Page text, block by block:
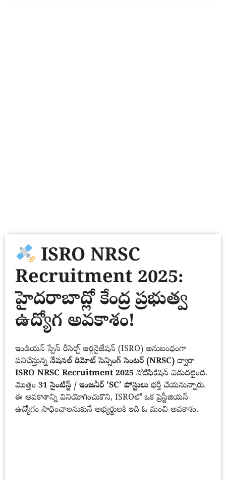
ISRO NRSC
Recruitment 2025:
హైదరాబాద్లో కేంద్ర ప్రభుత్వ
ఉద్యోగ అవకాశం!
ఇండియన్ స్పేస్ రీసెర్చ్ ఆర్గనైజేషన్ (ISRO) అనుబంధంగా
పనిచేస్తున్న నేషనల్ రిమోట్ సెన్సింగ్ సెంటర్ (NRSC) ద్వారా
ISRO NRSC Recruitment 2025 నోటిఫికేషన్ విడుదలైంది.
మొత్తం 31 సైంటిస్ట్ / ఇంజనీర్ ‘SC’ పోస్టులు భర్తీ చేయనున్నారు.
ఈ అవకాశాన్ని వినియోగించుకొని, ISROలో ఒక ప్రెస్టీజియస్
ఉద్యోగం సాధించాలనుకునే అభ్యర్థులకి ఇది ఓ మంచి అవకాశం.